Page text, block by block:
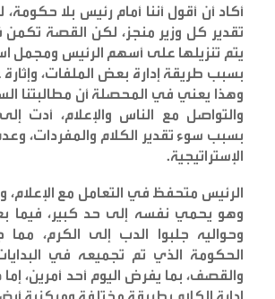
أكاد أن أقول أننا أمام رئيس بلا حكومة،
تقدير كل وزير منجز، لكن القصة
يتم تنزيلها على أسهم الرئيس ومجمل
بسبب طريقة إدارة بعض الملفات،
وهذا يعني في المحصلة أن مطالبتنا
والتواصل مع الناس والإعلام، أدت
بسبب سوء تقدير الكلام والمفردات،
الإستراتيجية.
الرئيس متحفظ في التعامل مع الإعلام،
وهو يحمي نفسه إلى حد كبير، فيما
وحواليه جلبوا الدب إلى الكرم،
الحكومة الذي تم تجميعه في
والقصف، بما يفرض اليوم أحد أمرين، إما